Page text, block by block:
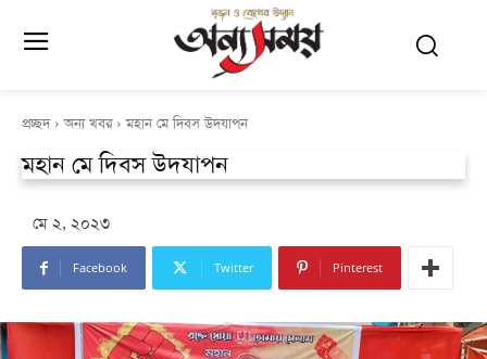
প্রচ্ছদ অন্য খবর মহান মে দিবস উদযাপন
মহান মে দিবস উদযাপন
মে ২, ২০২৩
Facebook Twitter Pinterest